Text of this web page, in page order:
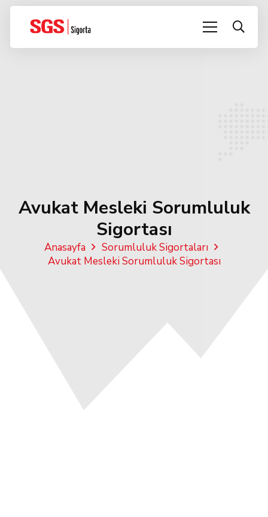
Avukat Mesleki Sorumluluk
Sigortası
Anasayfa
Sorumluluk Sigortaları
Avukat Mesleki Sorumluluk Sigortası